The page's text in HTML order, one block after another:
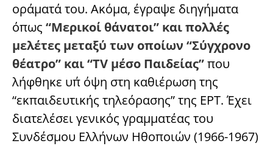
οράματά του. Ακόμα, έγραψε διηγήματα
όπως “Μερικοί θάνατοι” και πολλές
μελέτες μεταξύ των οποίων “Σύγχρονο
θέατρο” και “TV μέσο Παιδείας”που
λήφθηκε υπ΄ όψη στη καθιέρωση της
“εκπαιδευτικής τηλεόρασης” της ΕΡΤ. Έχει
διατελέσει γενικός γραμματέας του
Συνδέσμου Ελλήνων Ηθοποιών (1966-1967)